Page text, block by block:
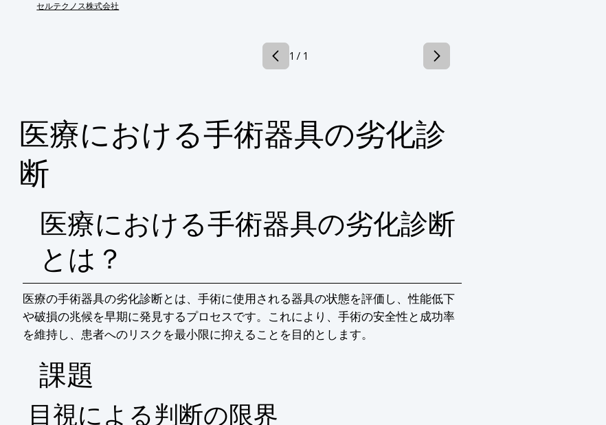
セルテクノス株式会社
1 / 1
医療における手術器具の劣化診
断
医療における手術器具の劣化診断
とは？
医療の手術器具の劣化診断とは、手術に使用される器具の状態を評価し、性能低下
や破損の兆候を早期に発見するプロセスです。これにより、手術の安全性と成功率
を維持し、患者へのリスクを最小限に抑えることを目的とします。
​課題
目視による判断の限界